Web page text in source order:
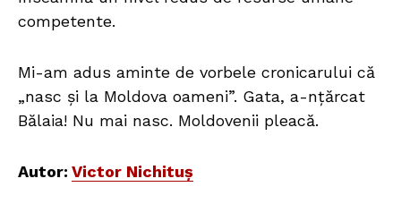
competente.
Mi-am adus aminte de vorbele cronicarului că
„nasc și la Moldova oameni”. Gata, a-nțărcat
Bălaia! Nu mai nasc. Moldovenii pleacă.
Autor: Victor Nichituș